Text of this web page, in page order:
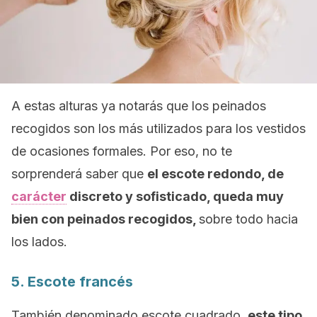
A estas alturas ya notarás que los peinados
recogidos son los más utilizados para los vestidos
de ocasiones formales. Por eso, no te
sorprenderá saber que el escote redondo, de
carácter discreto y sofisticado, queda muy
bien con peinados recogidos, sobre todo hacia
los lados.
5. Escote francés